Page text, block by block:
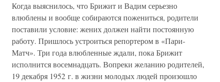
Когда выяснилось, что Брижит и Вадим серьезно
влюблены и вообще собираются пожениться, родители
поставили условие: жених должен найти постоянную
работу. Пришлось устроиться репортером в «Пари-
Матч». Три года влюбленные ждали, пока Брижит
исполнится восемнадцать. Вопреки желанию родителей,
19 декабря 1952 г. в жизни молодых людей произошло